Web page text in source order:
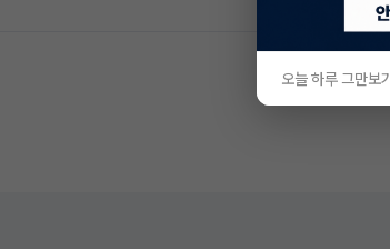
오늘 하루 그만보기